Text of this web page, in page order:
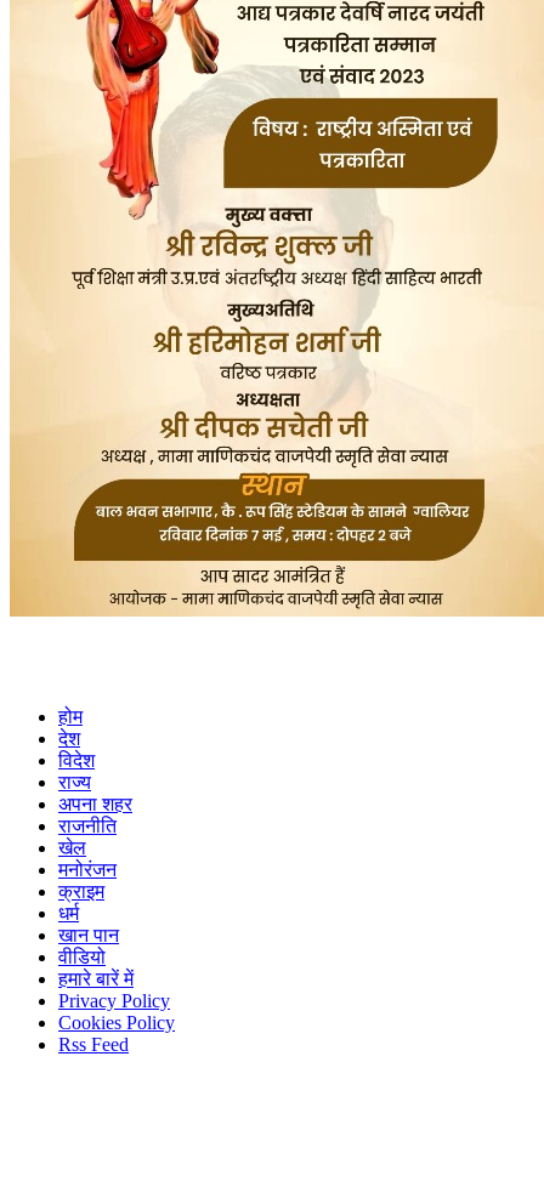
होम
देश
विदेश
राज्य
अपना शहर
राजनीति
खेल
मनोरंजन
क्राइम
धर्म
खान पान
वीडियो
हमारे बारें में
Privacy Policy
Cookies Policy
Rss Feed